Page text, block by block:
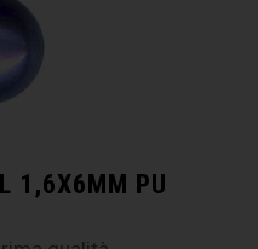
1,6X6MM PU